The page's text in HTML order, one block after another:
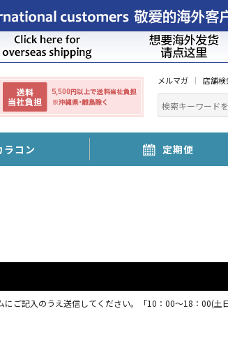
メルマガ 店舗検
ラコン 定期便
ご記入のうえ送信してください。「10：00～18：00(土